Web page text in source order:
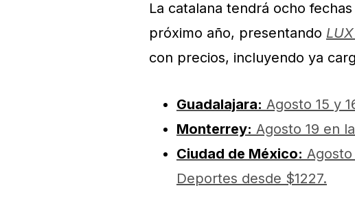
La catalana tendrá ocho
próximo año, presentando LUX
con precios, incluyendo ya
Guadalajara: Agosto 15 y
Monterrey: Agosto 19 en
Ciudad de México:
Deportes desde $1227.